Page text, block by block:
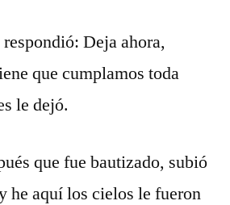
respondió: Deja ahora,
que cumplamos toda
le dejó.
que fue bautizado, subió
he aquí los cielos le fueron